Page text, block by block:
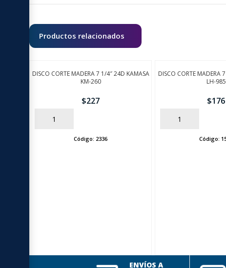
Productos relacionados
DISCO CORTE MADERA 7 1/4″ 24D KAMASA
KM-260
$227
AÑADIR
Código: 2336
DISCO CORTE MADERA
LH-985
$176
AÑADIR
Código:
ENVÍOS A